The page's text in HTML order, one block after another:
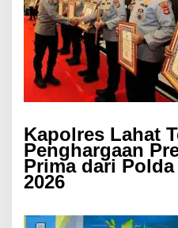
Kapolres Lahat
Penghargaan
Prima dari
2026